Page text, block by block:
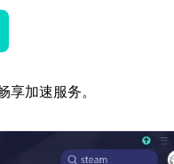
加速服务。